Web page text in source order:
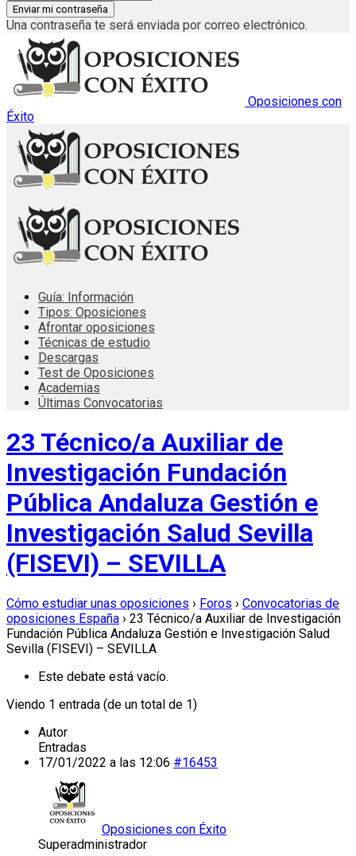
Una contraseña te será enviada por correo electrónico.
Oposiciones con
Éxito
Guía: Información
Tipos: Oposiciones
Afrontar oposiciones
Técnicas de estudio
Descargas
Test de Oposiciones
Academias
Últimas Convocatorias
23 Técnico/a Auxiliar de
Investigación Fundación
Pública Andaluza Gestión e
Investigación Salud Sevilla
(FISEVI) – SEVILLA
Cómo estudiar unas oposiciones › Foros › Convocatorias de
oposiciones España › 23 Técnico/a Auxiliar de Investigación
Fundación Pública Andaluza Gestión e Investigación Salud
Sevilla (FISEVI) – SEVILLA
Este debate está vacío.
Viendo 1 entrada (de un total de 1)
Autor
Entradas
17/01/2022 a las 12:06 #16453
Oposiciones con Éxito
Superadministrador